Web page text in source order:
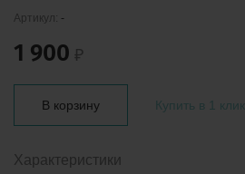
Артикул: -
1 900 ₽
В корзину Купить в 1 клик
Характеристики